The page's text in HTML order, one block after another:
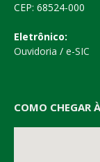
CEP: 68524-000
Eletrônico:
Ouvidoria / e-SIC
COMO CHEGAR